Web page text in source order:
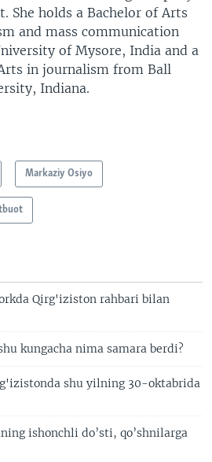
She holds a Bachelor of Arts
and mass communication
of Mysore, India and a
in journalism from Ball
Indiana.
Markaziy Osiyo
Qirg'iziston rahbari bilan
kungacha nima samara berdi?
shu yilning 30-oktabrida
ishonchli do’sti, qo’shnilarga